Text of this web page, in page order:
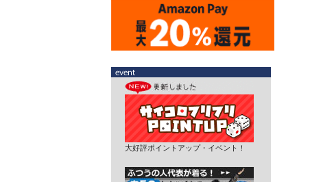
大好評ポイントアップ・イベント！